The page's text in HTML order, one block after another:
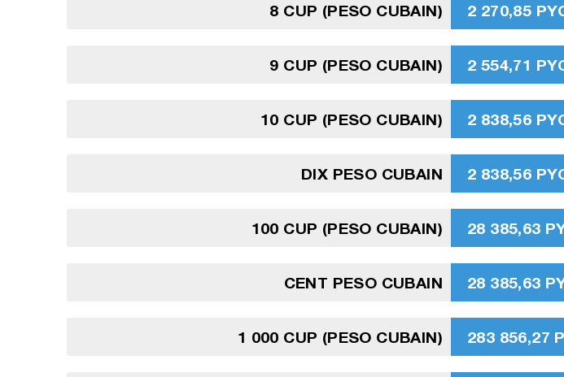
8 CUP (PESO CUBAIN) 2 270,85
9 CUP (PESO CUBAIN) 2 554,71
10 CUP (PESO CUBAIN) 2 838,56
DIX PESO CUBAIN 2 838,56
100 CUP (PESO CUBAIN) 28 385,63
CENT PESO CUBAIN 28 385,63
1 000 CUP (PESO CUBAIN) 283 856,27